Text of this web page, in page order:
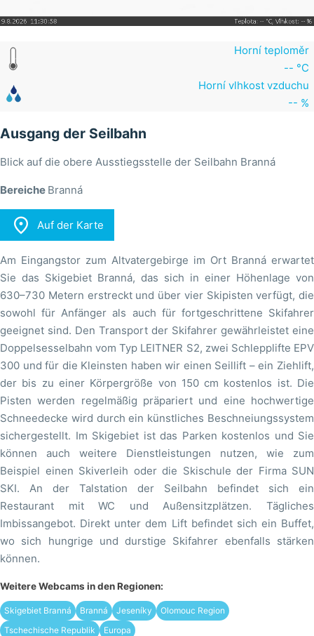
Horní teploměr
-- °C
Horní vlhkost vzduchu
-- %
Ausgang der Seilbahn
Blick auf die obere Ausstiegsstelle der Seilbahn Branná
Bereiche Branná
 Auf der Karte
Am Eingangstor zum Altvatergebirge im Ort Branná erwartet
Sie das Skigebiet Branná, das sich in einer Höhenlage von
630–730 Metern erstreckt und über vier Skipisten verfügt, die
sowohl für Anfänger als auch für fortgeschrittene Skifahrer
geeignet sind. Den Transport der Skifahrer gewährleistet eine
Doppelsesselbahn vom Typ LEITNER S2, zwei Schlepplifte EPV
300 und für die Kleinsten haben wir einen Seillift – ein Ziehlift,
der bis zu einer Körpergröße von 150 cm kostenlos ist. Die
Pisten werden regelmäßig präpariert und eine hochwertige
Schneedecke wird durch ein künstliches Beschneiungssystem
sichergestellt. Im Skigebiet ist das Parken kostenlos und Sie
können auch weitere Dienstleistungen nutzen, wie zum
Beispiel einen Skiverleih oder die Skischule der Firma SUN
SKI. An der Talstation der Seilbahn befindet sich ein
Restaurant mit WC und Außensitzplätzen. Tägliches
Imbissangebot. Direkt unter dem Lift befindet sich ein Buffet,
wo sich hungrige und durstige Skifahrer ebenfalls stärken
können.
Weitere Webcams in den Regionen:
Skigebiet Branná Branná Jeseníky
Olomouc Region
Tschechische Republik
Europa